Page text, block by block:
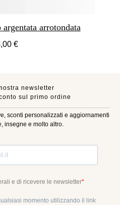
arrotondata
€
newsletter
sul primo ordine
sconti personalizzati e aggiornamenti
insegne e molto altro.
e di ricevere le newsletter
momento utilizzando il link